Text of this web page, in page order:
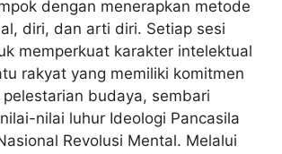
dengan menerapkan metode
diri, dan arti diri. Setiap sesi
memperkuat karakter intelektual
rakyat yang memiliki komitmen
budaya, sembari
nilai luhur Ideologi Pancasila
Revolusi Mental. Melalui